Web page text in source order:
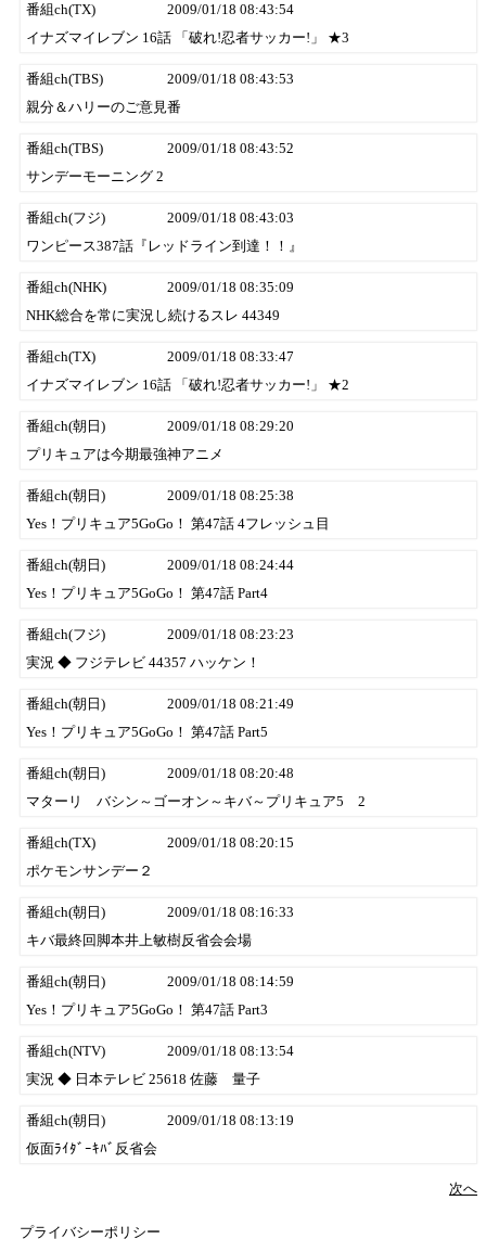
番組ch(TX)
2009/01/18 08:43:54
イナズマイレブン 16話 「破れ!忍者サッカー!」 ★3
番組ch(TBS)
2009/01/18 08:43:53
親分＆ハリーのご意見番
番組ch(TBS)
2009/01/18 08:43:52
サンデーモーニング 2
番組ch(フジ)
2009/01/18 08:43:03
ワンピース387話『レッドライン到達！！』
番組ch(NHK)
2009/01/18 08:35:09
NHK総合を常に実況し続けるスレ 44349
番組ch(TX)
2009/01/18 08:33:47
イナズマイレブン 16話 「破れ!忍者サッカー!」 ★2
番組ch(朝日)
2009/01/18 08:29:20
プリキュアは今期最強神アニメ
番組ch(朝日)
2009/01/18 08:25:38
Yes！プリキュア5GoGo！ 第47話 4フレッシュ目
番組ch(朝日)
2009/01/18 08:24:44
Yes！プリキュア5GoGo！ 第47話 Part4
番組ch(フジ)
2009/01/18 08:23:23
実況 ◆ フジテレビ 44357 ハッケン！
番組ch(朝日)
2009/01/18 08:21:49
Yes！プリキュア5GoGo！ 第47話 Part5
番組ch(朝日)
2009/01/18 08:20:48
マターリ バシン～ゴーオン～キバ～プリキュア5 2
番組ch(TX)
2009/01/18 08:20:15
ポケモンサンデー２
番組ch(朝日)
2009/01/18 08:16:33
キバ最終回脚本井上敏樹反省会会場
番組ch(朝日)
2009/01/18 08:14:59
Yes！プリキュア5GoGo！ 第47話 Part3
番組ch(NTV)
2009/01/18 08:13:54
実況 ◆ 日本テレビ 25618 佐藤 量子
番組ch(朝日)
2009/01/18 08:13:19
仮面ﾗｲﾀﾞｰｷﾊﾞ反省会
次へ
プライバシーポリシー